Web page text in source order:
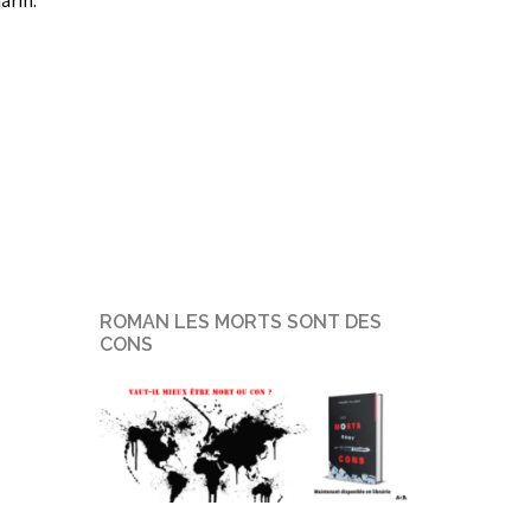
ROMAN LES MORTS SONT DES
CONS